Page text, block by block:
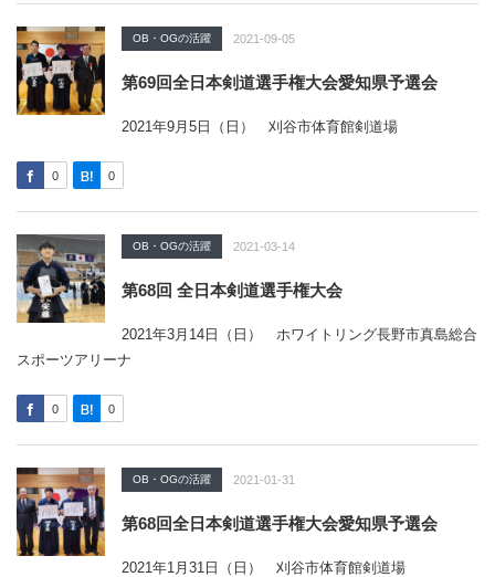
OB・OGの活躍 2021-09-05
第69回全日本剣道選手権大会愛知県予選会
2021年9月5日（日） 刈谷市体育館剣道場
0 0
OB・OGの活躍 2021-03-14
第68回 全日本剣道選手権大会
2021年3月14日（日） ホワイトリング長野市真島総合
スポーツアリーナ
0 0
OB・OGの活躍 2021-01-31
第68回全日本剣道選手権大会愛知県予選会
2021年1月31日（日） 刈谷市体育館剣道場